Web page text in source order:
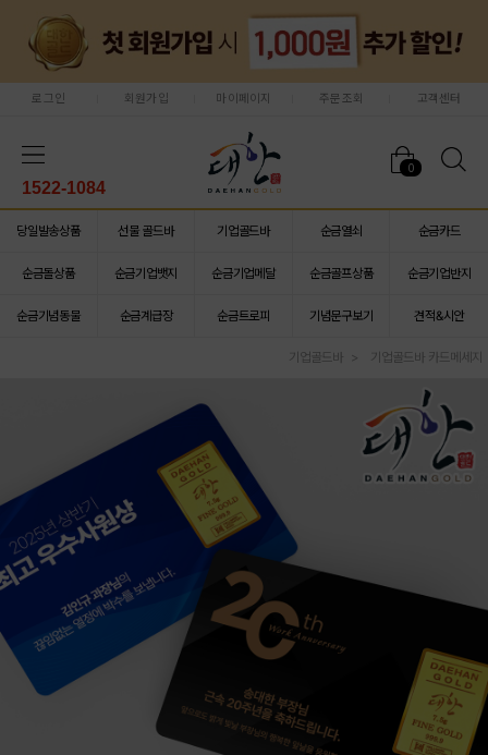
로그인 회원가입 마이페이지 주문조회 고객센터
0
1522-1084
당일발송상품 선물 골드바 기업골드바 순금열쇠 순금카드
순금돌상품 순금기업뱃지 순금기업메달 순금골프상품 순금기업반지
순금기념동물 순금계급장 순금트로피 기념문구보기 견적&시안
기업골드바 기업골드바 카드메세지